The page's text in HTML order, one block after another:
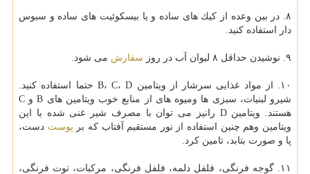
۸. در بین وعده از كیك های ساده و یا بیسكوئیت های ساده و سبوس
دار استفاده كنید.
۹. نوشیدن حداقل ۸ لیوان آب در روز سفارش می شود.
۱۰. از مواد غذایی سرشار از ویتامین B، C، D حتما استفاده كنید.
شیرو لبنیات، سبزی ها ومیوه های از منابع خوب ویتامین های B و C
هستند. ویتامین D رانیز می توان با مصرف شیر غنی شده با این
ویتامین وهم چنین استفاده از نور مستقیم آفتاب كه بر پوست دست،
پا و صورت بتابد، تامین كرد.
۱۱. گوجه فرنگی، فلفل دلمه، فلفل فرنگی، مركبات، توت فرنگی،